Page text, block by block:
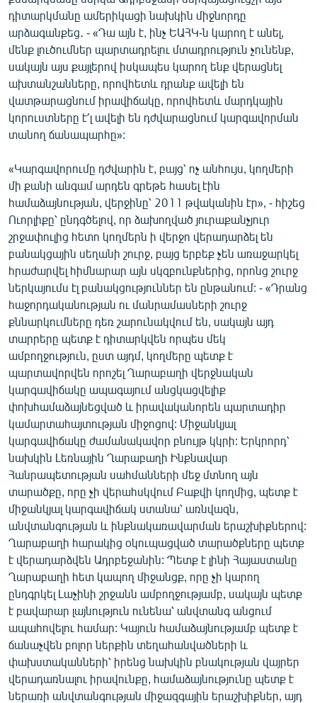
դիտարկմանը ամերիկացի նախկին միջնորդը
արձագանքեց․ - «Դա այն է, ինչ ԵԱՀԿ-ն կարող է անել,
մենք լուծումներ պարտադրելու մտադրություն չունենք,
սակայն այս քայլերով իսկապես կարող ենք վերացնել
ախտանշանները, որովհետև դրանք ավելի են
վատթարացնում իրավիճակը, որովհետև մարդկային
կորուստները է՛լ ավելի են դժվարացնում կարգավորման
տանող ճանապարհը»:
«Կարգավորումը դժվարին է, բայց՝ ոչ անհույս, կողմերի
մի քանի անգամ արդեն գրեթե հասել էին
համաձայնության, վերջինը՝ 2011 թվականին էր», - հիշեց
Ուորլիքը՝ ընդգծելով, որ ձախողված յուրաքանչյուր
շրջափուլից հետո կողմերն ի վերջո վերադարձել են
բանակցային սեղանի շուրջ, բայց երբեք չեն առաջարկել
հրաժարվել հիմնարար այն սկզբունքներից, որոնց շուրջ
ներկայումս էլ բանակցություններ են ընթանում: - «Դրանց
հաջորդականության ու մանրամասների շուրջ
քննարկումները դեռ շարունակվում են, սակայն այդ
տարրերը պետք է դիտարկվեն որպես մեկ
ամբողջություն, ըստ այդմ, կողմերը պետք է
պարտավորվեն որոշել Ղարաբաղի վերջնական
կարգավիճակը ապագայում անցկացվելիք
փոխհամաձայնեցված և իրավականորեն պարտադիր
կամարտահայտության միջոցով: Միջանկյալ
կարգավիճակը ժամանակավոր բնույթ կկրի: Երկրորդ՝
նախկին Լեռնային Ղարաբաղի Ինքնավար
Հանրապետության սահմանների մեջ մտնող այն
տարածքը, որը չի վերահսկվում Բաքվի կողմից, պետք է
միջանկյալ կարգավիճակ ստանա՝ առնվազն,
անվտանգության և ինքնակառավարման երաշխիքներով:
Ղարաբաղի հարակից օկուպացված տարածքները պետք
է վերադարձվեն Ադրբեջանին: Պետք է լինի Հայաստանը
Ղարաբաղի հետ կապող միջանցք, որը չի կարող
ընդգրկել Լաչինի շրջանն ամբողջությամբ, սակայն պետք
է բավարար լայնություն ունենա՝ անվտանգ անցում
ապահովելու համար: Կայուն համաձայնությամբ պետք է
ճանաչվեն բոլոր ներքին տեղահանվածների և
փախստականների՝ իրենց նախկին բնակության վայրեր
վերադառնալու իրավունքը, համաձայնությունը պետք է
ներառի անվտանգության միջազգային երաշխիքներ, այդ